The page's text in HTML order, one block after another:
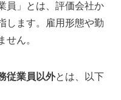
員」とは、評価会社か
します。雇用形態や勤
せん。
従業員以外とは、以下